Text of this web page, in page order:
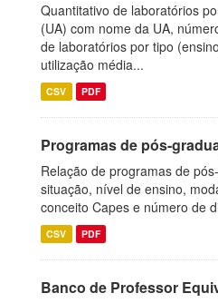
Quantitativo de laboratórios
(UA) com nome da UA,
de laboratórios por tipo
utilização média...
CSV PDF
Programas de pós-
Relação de programas de
situação, nível de ensino,
conceito Capes e número de
CSV PDF
Banco de Professor